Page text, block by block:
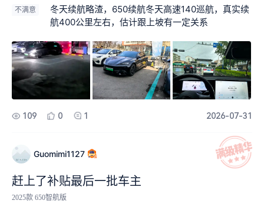
不满意
冬天续航略渣，650续航冬天高速140巡航，真实续
航400公里左右，估计跟上坡有一定关系
109 0 1 2026-07-31
Guomimi1127
赶上了补贴最后一批车主
2025款 650智航版